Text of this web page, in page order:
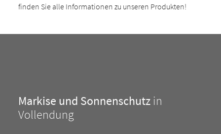
finden Sie alle Informationen zu unseren Produkten!
Markise und Sonnenschutz in
Vollendung